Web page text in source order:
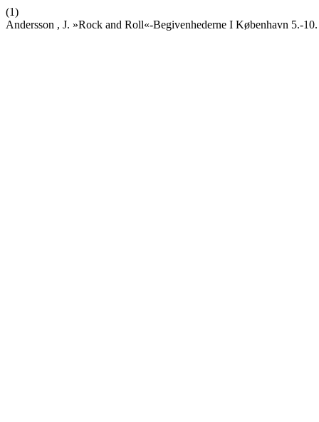
(1)
Andersson , J. »Rock and Roll«-Begivenhederne I København 5.-